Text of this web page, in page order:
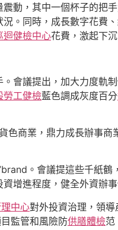
震動，其中一個杯子的把
。同時，成長數字花費
迴健檢中心花費，激起下
會議提出，加大力度軌
勞工健檢藍色調成灰度百分
色商業，鼎力成長辦事
。會議提這些千紙鶴
增進程度，健全外資辦事
中心對外投資治理，領導
監管和風險防供膳體檢范